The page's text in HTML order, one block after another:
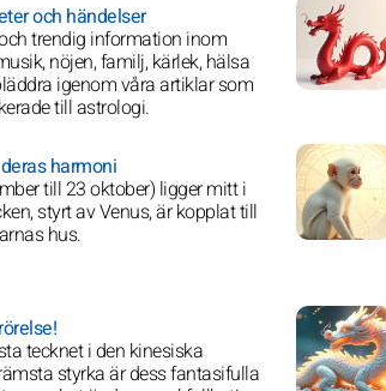
och händelser
trendig information inom
nöjen, familj, kärlek, hälsa
igenom våra artiklar som
till astrologi.
harmoni
till 23 oktober) ligger mitt i
styrt av Venus, är kopplat till
hus.
tecknet i den kinesiska
styrka är dess fantasifulla